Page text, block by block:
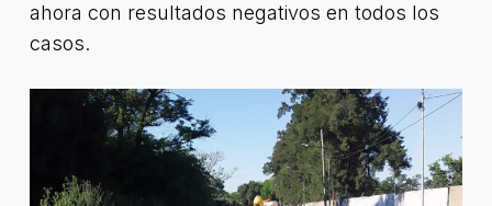
ahora con resultados negativos en todos los
casos.